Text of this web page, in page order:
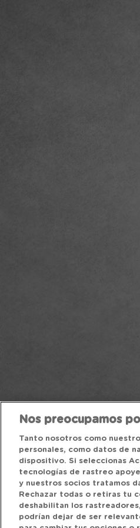
Nos preocupamos
Tanto nosotros como
personales, como datos de
dispositivo. Si seleccionas
tecnologías de rastreo
y nuestros socios tratamos
Rechazar todas o retiras tu
deshabilitan los
podrían dejar de ser